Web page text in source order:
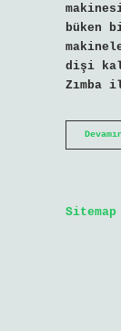
büken
dişi
Zımba
Sitemap